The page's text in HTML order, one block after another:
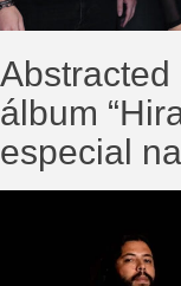
álbum
especial